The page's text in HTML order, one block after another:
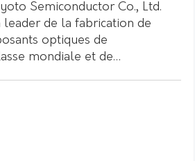
Semiconductor Co., Ltd.
leader de la fabrication de
optiques de
mondiale et de…